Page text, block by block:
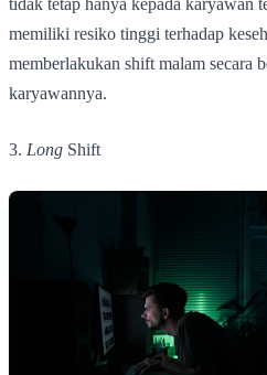
tidak tetap hanya kepada karyawan
memiliki resiko tinggi terhadap
memberlakukan shift malam secara
karyawannya.
3. Long Shift